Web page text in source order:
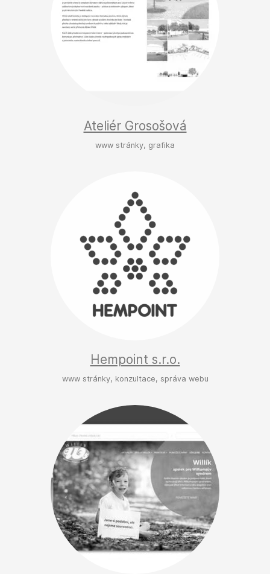
Ateliér Grosošová
www stránky, grafika
Hempoint s.r.o.
www stránky, konzultace, správa webu